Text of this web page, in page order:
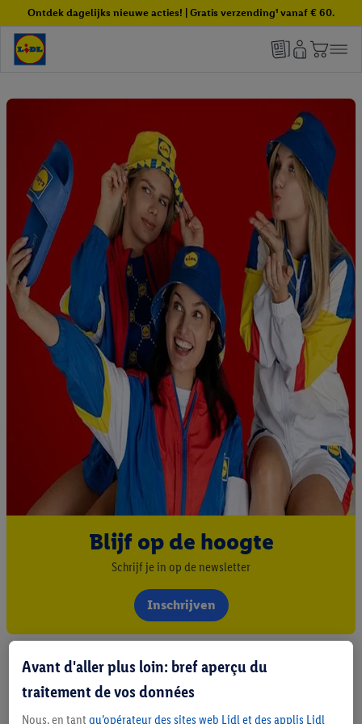
Ontdek dagelijks nieuwe acties! | Gratis verzending¹ vanaf € 60.
Blijf op de hoogte
Schrijf je in op de newsletter
Inschrijven
Avant d'aller plus loin: bref aperçu du
traitement de vos données
Nous, en tant qu’opérateur des sites web Lidl et des applis Lidl